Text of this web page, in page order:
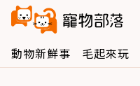
動物新鮮事 毛起來玩